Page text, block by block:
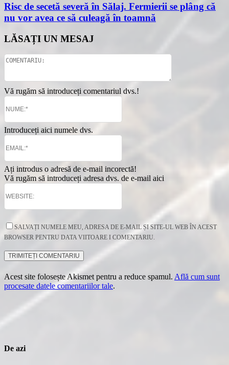
Risc de secetă severă în Sălaj. Fermierii se plâng că
nu vor avea ce să culeagă în toamnă
LĂSAȚI UN MESAJ
Vă rugăm să introduceți comentariul dvs.!
Introduceți aici numele dvs.
Ați introdus o adresă de e-mail incorectă!
Vă rugăm să introduceți adresa dvs. de e-mail aici
SALVAȚI NUMELE MEU, ADRESA DE E-MAIL ȘI SITE-UL WEB ÎN ACEST
BROWSER PENTRU DATA VIITOARE I COMENTARIU.
Acest site folosește Akismet pentru a reduce spamul. Află cum sunt
procesate datele comentariilor tale.
De azi